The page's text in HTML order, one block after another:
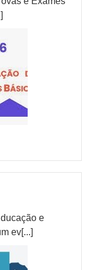
e
ev[...]